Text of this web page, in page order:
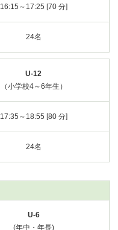
16:15～17:25 [70 分]
24名
U-12
（小学校4～6年生）
17:35～18:55 [80 分]
24名
U-6
(年中・年長)